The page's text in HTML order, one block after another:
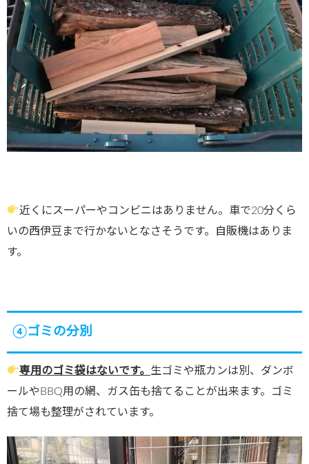
近くにスーパーやコンビニはありません。車で20分くら
いの西伊豆まで行かないとなさそうです。自販機はありま
す。
④ゴミの分別
専用のゴミ袋はないです。 生ゴミや瓶カンは別、ダンボ
ールやBBQ用の網、ガス缶も捨てることが出来ます。ゴミ
捨て場も整理がされています。